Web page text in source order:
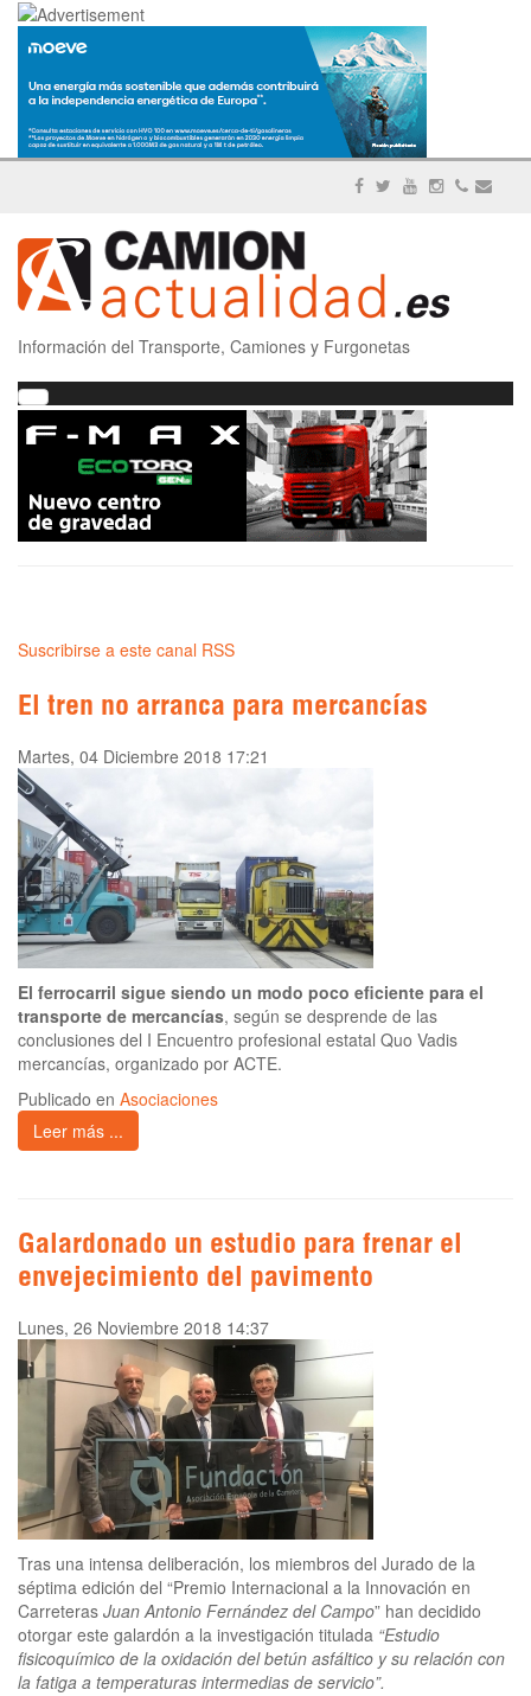
Información del Transporte, Camiones y Furgonetas
Suscribirse a este canal RSS
El tren no arranca para mercancías
Martes, 04 Diciembre 2018 17:21
El ferrocarril sigue siendo un modo poco eficiente para el
transporte de mercancías, según se desprende de las
conclusiones del I Encuentro profesional estatal Quo Vadis
mercancías, organizado por ACTE.
Publicado en Asociaciones
Leer más ...
Galardonado un estudio para frenar el
envejecimiento del pavimento
Lunes, 26 Noviembre 2018 14:37
Tras una intensa deliberación, los miembros del Jurado de la
séptima edición del “Premio Internacional a la Innovación en
Carreteras Juan Antonio Fernández del Campo” han decidido
otorgar este galardón a la investigación titulada “Estudio
fisicoquímico de la oxidación del betún asfáltico y su relación con
la fatiga a temperaturas intermedias de servicio”.